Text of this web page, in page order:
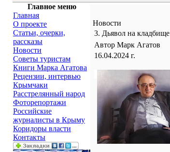
Главное меню
Главная
О проекте
Статьи, очерки,
рассказы
Новости
Советы туристам
Книги Марка Агатова
Рецензии, интервью
Крымчаки
Расстрелянный народ
Фоторепортажи
Российские
журналисты в Крыму
Коридоры власти
Контакты
Новости
3. Дьявол на кладбище
Автор Марк Агатов
16.04.2024 г.